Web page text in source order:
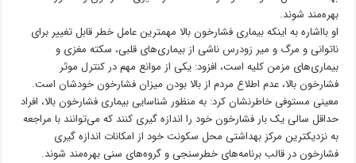
بهره‌مند شوند.
او بااشاره به اینکه بیماری فشارخون بالا مهمترین عامل خطر قابل تغییر برای
ناتوانی و مرگ و میر زودرس ناشی از بیماری‌های قلبی، سکته مغزی و
بیماری‌های مزمن کلیه است، افزود: یکی از موانع مهم در کنترل موثر
فشارخون بالا، عدم اطلاع مردم از بالا بودن میزان فشارخون خودشان است.
معینی مستوفی خاطرنشان کرد: به منظور شناسایی بیماری فشارخون بالا، افراد
حداقل سالی یک بار فشارخون خود را اندازه گیری کنند که می‌توانند با مراجعه
به نزدیکترین مرکز بهداشتی محل سکونت خود از امکانات اندازه گیری
فشارخون در قالب برنامه‌های خطرسنجی و گروه‌های سنی بهره‌مند شوند.